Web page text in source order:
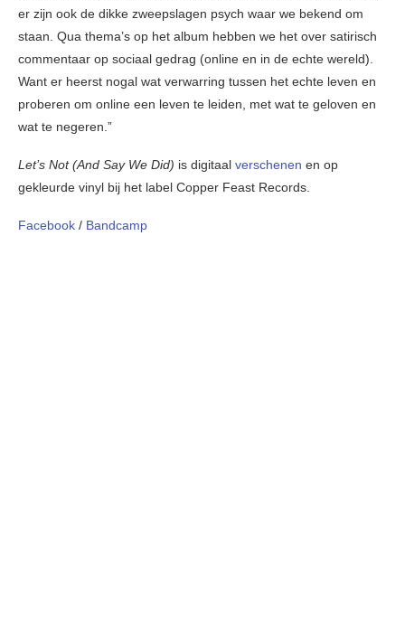
er zijn ook de dikke zweepslagen psych waar we bekend om
staan. Qua thema’s op het album hebben we het over satirisch
commentaar op sociaal gedrag (online en in de echte wereld).
Want er heerst nogal wat verwarring tussen het echte leven en
proberen om online een leven te leiden, met wat te geloven en
wat te negeren.”
Let’s Not (And Say We Did) is digitaal verschenen en op
gekleurde vinyl bij het label Copper Feast Records.
Facebook / Bandcamp